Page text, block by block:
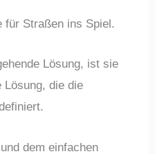
für Straßen ins Spiel.
Lösung, ist sie
die die
dem einfachen